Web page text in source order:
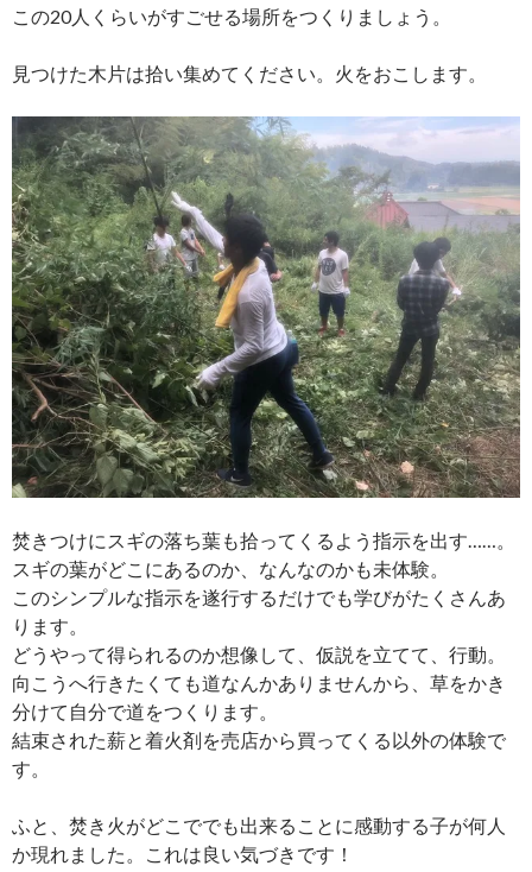
この20人くらいがすごせる場所をつくりましょう。
見つけた木片は拾い集めてください。火をおこします。
焚きつけにスギの落ち葉も拾ってくるよう指示を出す……。
スギの葉がどこにあるのか、なんなのかも未体験。
このシンプルな指示を遂行するだけでも学びがたくさんあ
ります。
どうやって得られるのか想像して、仮説を立てて、行動。
向こうへ行きたくても道なんかありませんから、草をかき
分けて自分で道をつくります。
結束された薪と着火剤を売店から買ってくる以外の体験で
す。
ふと、焚き火がどこででも出来ることに感動する子が何人
か現れました。これは良い気づきです！